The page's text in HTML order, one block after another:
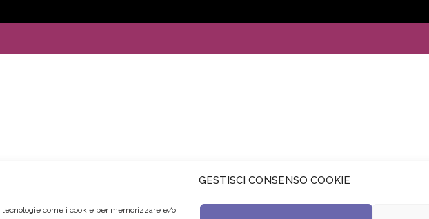
GESTISCI CONSENSO COOKIE
come i cookie per memorizzare e/o